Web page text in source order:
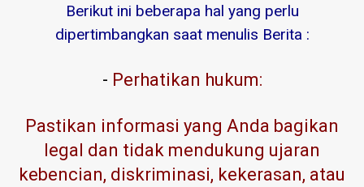
Berikut ini beberapa hal yang perlu
dipertimbangkan saat menulis Berita :
- Perhatikan hukum:
Pastikan informasi yang Anda bagikan
legal dan tidak mendukung ujaran
kebencian, diskriminasi, kekerasan, atau